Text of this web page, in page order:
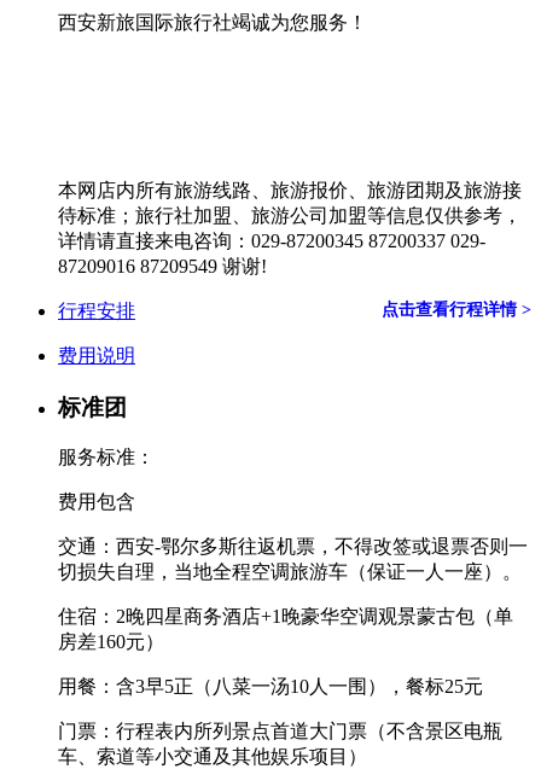
西安新旅国际旅行社竭诚为您服务！
本网店内所有旅游线路、旅游报价、旅游团期及旅游接
待标准；旅行社加盟、旅游公司加盟等信息仅供参考，
详情请直接来电咨询：029-87200345 87200337 029-
87209016 87209549 谢谢!
行程安排 点击查看行程详情 >
费用说明
标准团
服务标准：
费用包含
交通：西安-鄂尔多斯往返机票，不得改签或退票否则一
切损失自理，当地全程空调旅游车（保证一人一座）。
住宿：2晚四星商务酒店+1晚豪华空调观景蒙古包（单
房差160元）
用餐：含3早5正（八菜一汤10人一围），餐标25元
门票：行程表内所列景点首道大门票（不含景区电瓶
车、索道等小交通及其他娱乐项目）